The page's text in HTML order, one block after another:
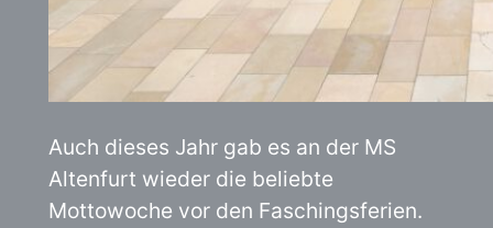
Auch dieses Jahr gab es an der MS
Altenfurt wieder die beliebte
Mottowoche vor den Faschingsferien.